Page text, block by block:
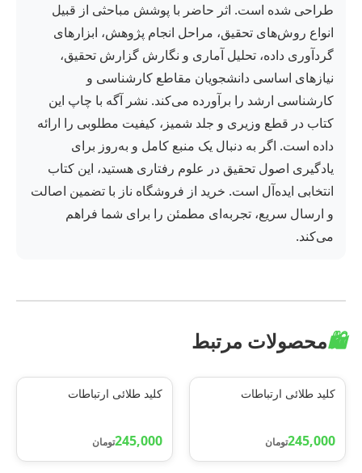
طراحی شده است. اثر حاضر با پوشش مباحثی از قبیل
انواع روش‌های تحقیق، مراحل انجام پژوهش، ابزارهای
گردآوری داده، تحلیل آماری و نگارش گزارش تحقیق،
نیازهای اساسی دانشجویان مقاطع کارشناسی و
کارشناسی ارشد را برآورده می‌کند. نشر آگه با چاپ این
کتاب در قطع وزیری و جلد شمیز، کیفیت مطلوبی را ارائه
داده است. اگر به دنبال یک منبع کامل و به‌روز برای
یادگیری اصول تحقیق در علوم رفتاری هستید، این کتاب
انتخابی ایده‌آل است. خرید از فروشگاه ناز با تضمین اصالت
و ارسال سریع، تجربه‌ای مطمئن را برای شما فراهم
می‌کند.
🛍️محصولات مرتبط
کلید طلائی ارتباطات
245,000تومان
کلید طلائی ارتباطات
245,000تومان